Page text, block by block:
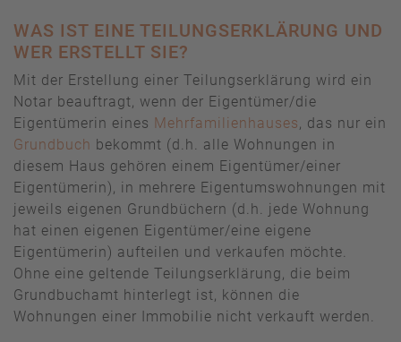
WAS IST EINE TEILUNGSERKLÄRUNG UND
WER ERSTELLT SIE?
Mit der Erstellung einer Teilungserklärung wird ein
Notar beauftragt, wenn der Eigentümer/die
Eigentümerin eines Mehrfamilienhauses
, das nur ein
Grundbuch bekommt (d.h. alle Wohnungen in
diesem Haus gehören einem Eigentümer/einer
Eigentümerin), in mehrere Eigentumswohnungen mit
jeweils eigenen Grundbüchern (d.h. jede Wohnung
hat einen eigenen Eigentümer/eine eigene
Eigentümerin) aufteilen und verkaufen möchte.
Ohne eine geltende Teilungserklärung, die beim
Grundbuchamt hinterlegt ist, können die
Wohnungen einer Immobilie nicht verkauft werden.